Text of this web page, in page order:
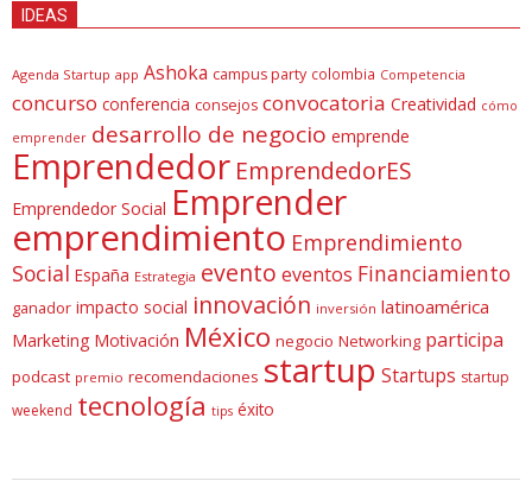
IDEAS
Agenda Startup app Ashoka campus party colombia Competencia
concurso conferencia consejos convocatoria Creatividad cómo
emprender desarrollo de negocio emprende
Emprendedor EmprendedorES
Emprendedor Social Emprender
emprendimiento Emprendimiento
Social España Estrategia evento eventos Financiamiento
ganador impacto social innovación inversión latinoamérica
Marketing Motivación México negocio Networking participa
podcast premio recomendaciones startup Startups startup
weekend tecnología tips éxito